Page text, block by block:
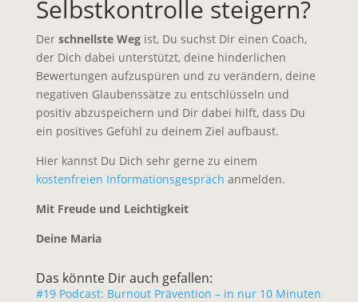
Selbstkontrolle steigern?
Der schnellste Wegist, Du suchst Dir einen Coach,
der Dich dabei unterstützt, deine hinderlichen
Bewertungen aufzuspüren und zu verändern, deine
negativen Glaubenssätze zu entschlüsseln und
positiv abzuspeichern und Dir dabei hilft, dass Du
ein positives Gefühl zu deinem Ziel aufbaust.
Hier kannst Du Dich sehr gerne zu einem
kostenfreien Informationsgespräch anmelden.
Mit Freude und Leichtigkeit
Deine Maria
Das könnte Dir auch gefallen:
#19 Podcast: Burnout Prävention – in nur 10 Minuten